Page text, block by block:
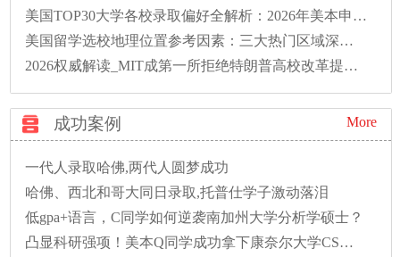
美国TOP30大学各校录取偏好全解析：2026年美本申请必读
美国留学选校地理位置参考因素：三大热门区域深度解析
2026权威解读_MIT成第一所拒绝特朗普高校改革提案的大学
成功案例 More
一代人录取哈佛,两代人圆梦成功
哈佛、西北和哥大同日录取,托普仕学子激动落泪
低gpa+语言，C同学如何逆袭南加州大学分析学硕士？
凸显科研强项！美本Q同学成功拿下康奈尔大学CS硕士录取！